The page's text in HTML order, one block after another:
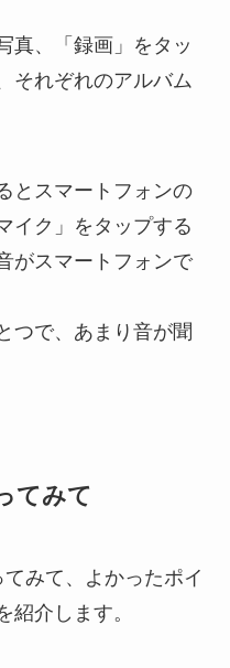
真、「録画」をタッ
それぞれのアルバム
とスマートフォンの
イク」をタップする
がスマートフォンで
つで、あまり音が聞
てみて
みて、よかったポイ
紹介します。